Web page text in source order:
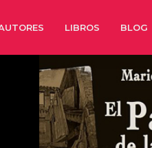
LIBROS BLOG